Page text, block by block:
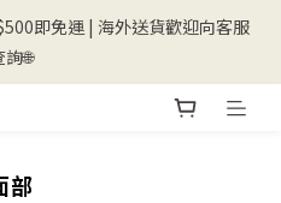
送50購物金💰
即免運 | 海外送貨歡迎向客服
🌐
部